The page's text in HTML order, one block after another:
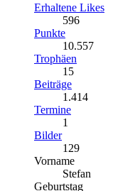
Erhaltene Likes
596
Punkte
10.557
Trophäen
15
Beiträge
1.414
Termine
1
Bilder
129
Vorname
Stefan
Geburtstag